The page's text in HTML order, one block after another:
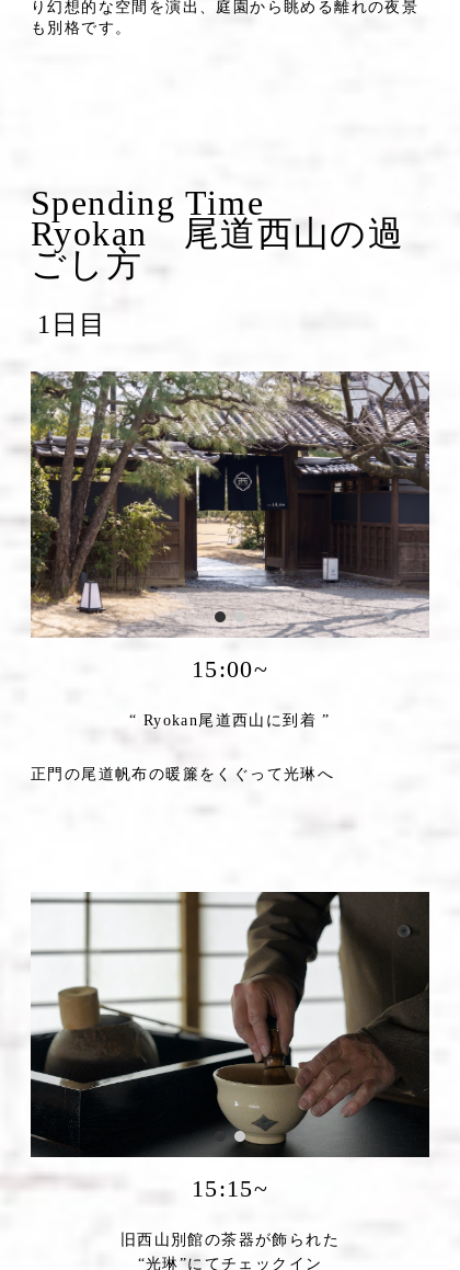
り幻想的な空間を演出、庭園から眺める離れの夜景
も別格です。
Spending Time
Ryokan 尾道西山の過
ごし方
1日目
15:00~
“ Ryokan尾道西山に到着 ”
正門の尾道帆布の暖簾をくぐって光琳へ
15:15~
旧西山別館の茶器が飾られた
“光琳”にてチェックイン